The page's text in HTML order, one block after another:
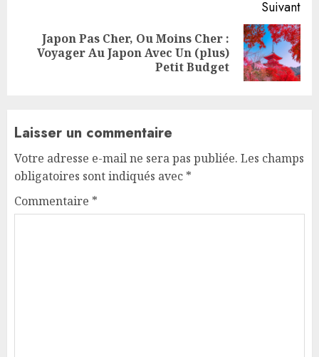
Suivant
Next
Japon Pas Cher, Ou Moins Cher :
Voyager Au Japon Avec Un (plus)
Petit Budget
Laisser un commentaire
Votre adresse e-mail ne sera pas publiée. Les champs
obligatoires sont indiqués avec *
Commentaire *